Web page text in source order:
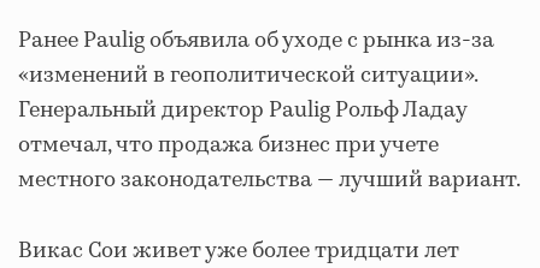
Ранее Paulig объявила об уходе с рынка из-за
«изменений в геополитической ситуации».
Генеральный директор Paulig Рольф Ладау
отмечал, что продажа бизнес при учете
местного законодательства — лучший вариант.
Викас Сои живет уже более тридцати лет